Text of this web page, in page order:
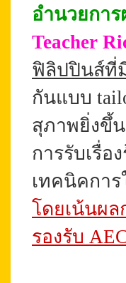
อำนวยกา
Teacher
ฟิลิปปินส์ที่
กันแบบ
สุภาพยิ่งขึ้น
การรับเรื่อ
เทคนิคกา
โดยเน้นผ
รองรับ